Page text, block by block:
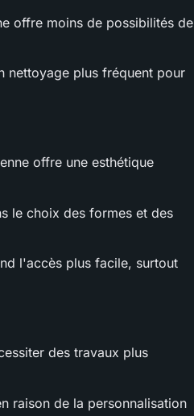
offre moins de possibilités de
nettoyage plus fréquent pour
offre une esthétique
le choix des formes et des
l'accès plus facile, surtout
des travaux plus
raison de la personnalisation